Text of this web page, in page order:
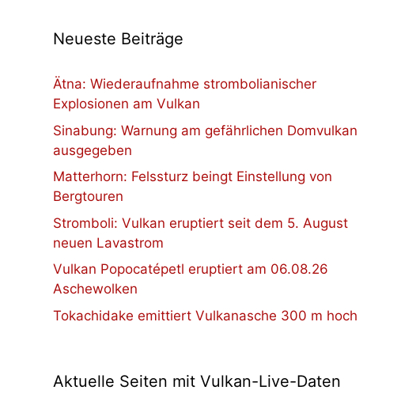
Neueste Beiträge
Ätna: Wiederaufnahme strombolianischer
Explosionen am Vulkan
Sinabung: Warnung am gefährlichen Domvulkan
ausgegeben
Matterhorn: Felssturz beingt Einstellung von
Bergtouren
Stromboli: Vulkan eruptiert seit dem 5. August
neuen Lavastrom
Vulkan Popocatépetl eruptiert am 06.08.26
Aschewolken
Tokachidake emittiert Vulkanasche 300 m hoch
Aktuelle Seiten mit Vulkan-Live-Daten